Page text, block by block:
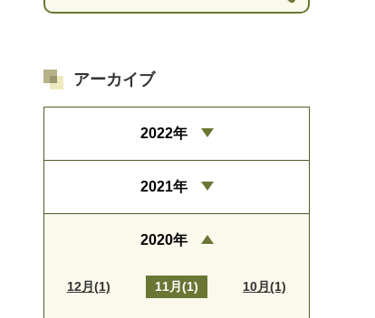
アーカイブ
2022年
2021年
2020年
12月(1) 11月(1) 10月(1)